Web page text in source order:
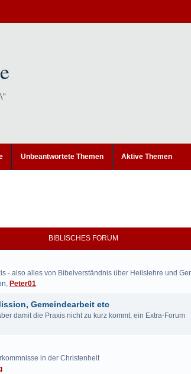
Unbeantwortete Themen Aktive Themen
BIBLISCHES FORUM
- also alles von Bibelverständnis über Heilslehre und
, Peter01
Gemeindearbeit etc
damit die Praxis nicht zu kurz kommt, ein Extra-Forum
in der Christenheit